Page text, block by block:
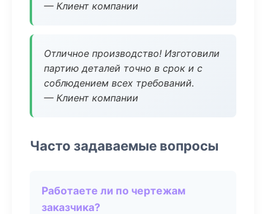
— Клиент компании
Отличное производство! Изготовили
партию деталей точно в срок и с
соблюдением всех требований.
— Клиент компании
Часто задаваемые вопросы
Работаете ли по чертежам
заказчика?